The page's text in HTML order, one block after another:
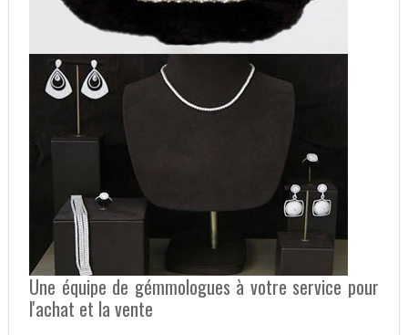
Une équipe de gémmologues à votre service pour
l'achat et la vente